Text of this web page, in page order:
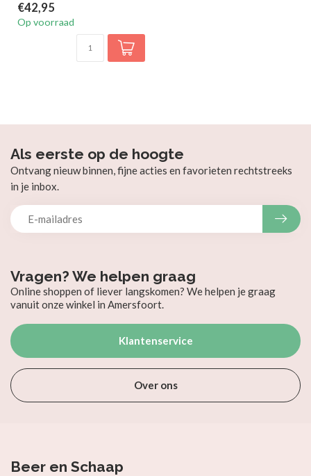
€42,95
Op voorraad
Vragen? We helpen graag
Online shoppen of liever langskomen? We helpen je graag
vanuit onze winkel in Amersfoort.
Klantenservice
Over ons
Als eerste op de hoogte
Ontvang nieuw binnen, fijne acties en favorieten rechtstreeks
in je inbox.
Beer en Schaap